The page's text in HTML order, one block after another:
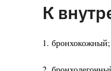
К
1. бронхокожный;